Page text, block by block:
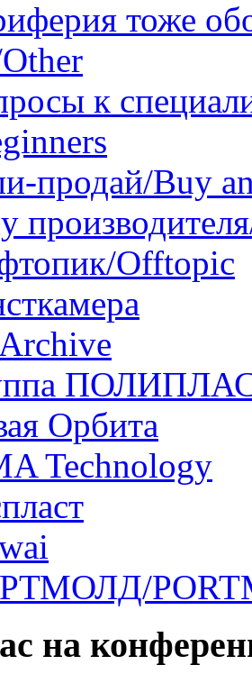
тоже
к
продай/Buy
Offtopic
Орбита
Technology
на